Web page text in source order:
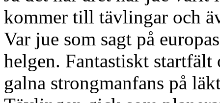
kommer till tävlingar och
Var jue som sagt på
helgen. Fantastiskt
galna strongmanfans på